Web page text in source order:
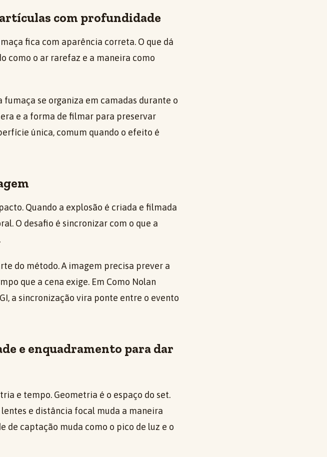
com profundidade
fica com aparência correta. O que dá
como o ar rarefaz e a maneira como
se organiza em camadas durante o
e a forma de filmar para preservar
única, comum quando o efeito é
Quando a explosão é criada e filmada
O desafio é sincronizar com o que a
do método. A imagem precisa prever a
que a cena exige. Em Como Nolan
a sincronização vira ponte entre o evento
e enquadramento para dar
e tempo. Geometria é o espaço do set.
e distância focal muda a maneira
de captação muda como o pico de luz e o